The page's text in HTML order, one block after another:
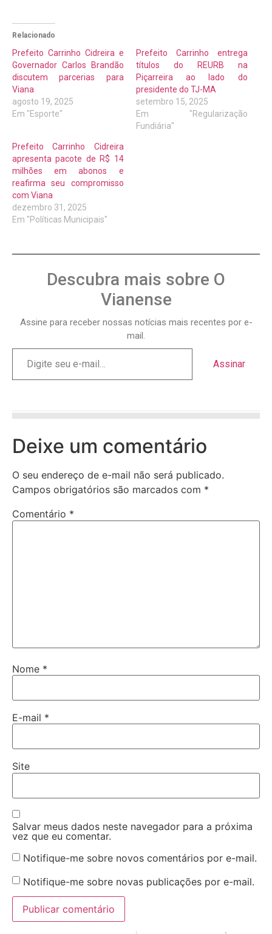
Relacionado
Prefeito Carrinho Cidreira e
Governador Carlos Brandão
discutem parcerias para
Viana
agosto 19, 2025
Em "Esporte"
Prefeito Carrinho entrega
títulos do REURB na
Piçarreira ao lado do
presidente do TJ-MA
setembro 15, 2025
Em "Regularização
Fundiária"
Prefeito Carrinho Cidreira
apresenta pacote de R$ 14
milhões em abonos e
reafirma seu compromisso
com Viana
dezembro 31, 2025
Em "Políticas Municipais"
Descubra mais sobre O
Vianense
Assine para receber nossas notícias mais recentes por e-
mail.
Assinar
Deixe um comentário
O seu endereço de e-mail não será publicado.
Campos obrigatórios são marcados com *
Comentário *
Nome *
E-mail *
Site
Salvar meus dados neste navegador para a próxima
vez que eu comentar.
Notifique-me sobre novos comentários por e-mail.
Notifique-me sobre novas publicações por e-mail.